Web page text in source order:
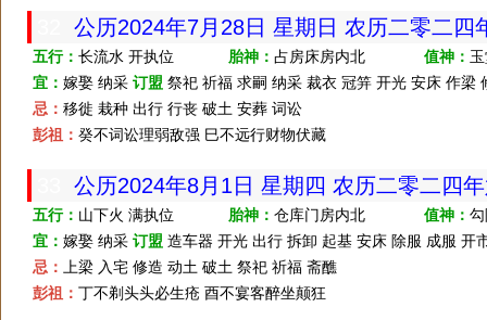
公历2024年7月28日 星期日 农历二零二
五行： 长流水 开执位 胎神： 占房床房内北 值神：
宜： 嫁娶 纳采 订盟 祭祀 祈福 求嗣 纳采 裁衣 冠笄 开光 安床 作梁
忌： 移徙 栽种 出行 行丧 破土 安葬 词讼
彭祖： 癸不词讼理弱敌强 巳不远行财物伏藏
公历2024年8月1日 星期四 农历二零二四
五行： 山下火 满执位 胎神： 仓库门房内北 值神：
宜： 嫁娶 纳采 订盟 造车器 开光 出行 拆卸 起基 安床 除服 成服 开
忌：
上梁 入宅 修造 动土 破土 祭祀 祈福 斋醮
彭祖： 丁不剃头头必生疮 酉不宴客醉坐颠狂